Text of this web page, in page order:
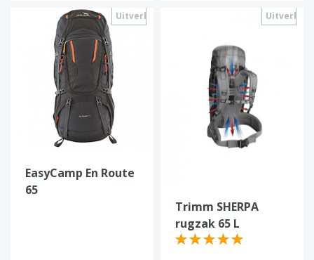
Uitverkocht
EasyCamp En Route
65
Trimm SHERPA
rugzak 65 L